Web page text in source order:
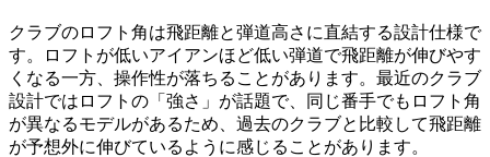
クラブのロフト角は飛距離と弾道高さに直結する設計仕様で
す。ロフトが低いアイアンほど低い弾道で飛距離が伸びやす
くなる一方、操作性が落ちることがあります。最近のクラブ
設計ではロフトの「強さ」が話題で、同じ番手でもロフト角
が異なるモデルがあるため、過去のクラブと比較して飛距離
が予想外に伸びているように感じることがあります。